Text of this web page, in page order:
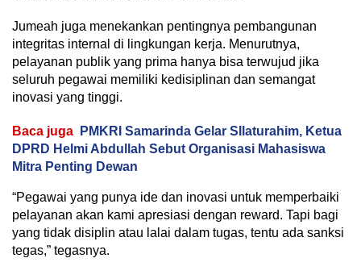
Jumeah juga menekankan pentingnya pembangunan
integritas internal di lingkungan kerja. Menurutnya,
pelayanan publik yang prima hanya bisa terwujud jika
seluruh pegawai memiliki kedisiplinan dan semangat
inovasi yang tinggi.
Baca juga
PMKRI Samarinda Gelar SIlaturahim, Ketua
DPRD Helmi Abdullah Sebut Organisasi Mahasiswa
Mitra Penting Dewan
“Pegawai yang punya ide dan inovasi untuk memperbaiki
pelayanan akan kami apresiasi dengan reward. Tapi bagi
yang tidak disiplin atau lalai dalam tugas, tentu ada sanksi
tegas,” tegasnya.